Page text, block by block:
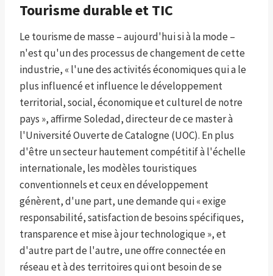
Tourisme durable et TIC
Le tourisme de masse – aujourd'hui si à la mode –
n'est qu'un des processus de changement de cette
industrie, « l'une des activités économiques qui a le
plus influencé et influence le développement
territorial, social, économique et culturel de notre
pays », affirme Soledad, directeur de ce master à
l'Université Ouverte de Catalogne (UOC). En plus
d'être un secteur hautement compétitif à l'échelle
internationale, les modèles touristiques
conventionnels et ceux en développement
génèrent, d'une part, une demande qui « exige
responsabilité, satisfaction de besoins spécifiques,
transparence et mise à jour technologique », et
d'autre part de l'autre, une offre connectée en
réseau et à des territoires qui ont besoin de se